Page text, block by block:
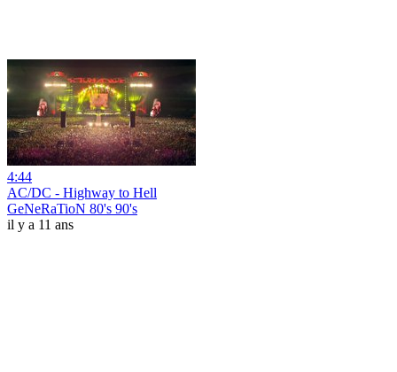
4:44
AC/DC - Highway to Hell
GeNeRaTioN 80's 90's
il y a 11 ans